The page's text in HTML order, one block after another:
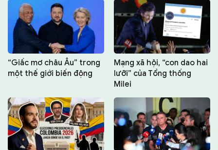
“Giấc mơ châu Âu” trong
một thế giới biến động
Mạng xã hội, “con dao hai
lưỡi” của Tổng thống
Milei